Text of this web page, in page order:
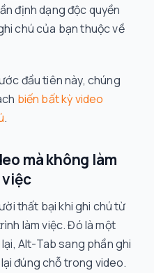
định dạng độc quyền
chú của bạn thuộc về
đầu tiên này, chúng
biến bất kỳ video
.
mà không làm
việc
thất bại khi ghi chú từ
làm việc. Đó là một
Alt-Tab sang phần ghi
đúng chỗ trong video.